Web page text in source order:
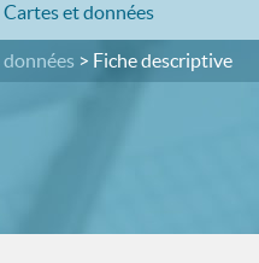
Cartes et données
Fiche descriptive